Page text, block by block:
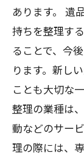
あります。 遺
持ちを整理す
ることで、今
ります。新し
ことも大切な
整理の業種は
動などのサー
理の際には、